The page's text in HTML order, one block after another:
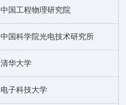
中国工程物理研究院
中国科学院光电技术研究所
清华大学
电子科技大学